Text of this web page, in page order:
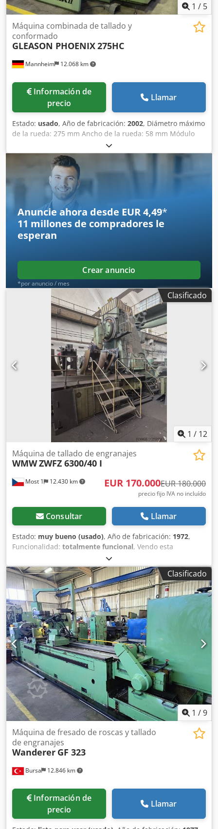
1 / 5
Mannheim 12.068 km
Máquina combinada de tallado y
conformado
GLEASON PHOENIX275HC
Información de
precio
Llamar
Estado: usado, Año de fabricación: 2002, Diámetro máximo
de la rueda: 275 mm Ancho de la rueda: 58 mm Módulo
máximo: 10 Módulo mínimo: 0,5 Sistema de control:
Siemens Sinumerik 840D Peso de la máquina: aprox. 9,5 t
Espacio requerido: aprox. 3800x2600x2550 mm
Dwodpfsyan Nfox Ad Roa Módulo +: 10 Módulo -: 0,5
Control CNC Velocidad máxima del husillo: 1200 rpm
Ancho máximo de la rueda: 58 mm
Anuncie ahora desde EUR 4,49*
11 millones de compradores le
esperan
Crear anuncio
*por anuncio / mes
Clasificado
1 / 12
Most 1 12.430 km
Máquina de tallado de engranajes
WMWZWFZ 6300/40 I
EUR 170.000EUR 180.000
precio fijo IVA no incluído
Consultar Llamar
Estado: muy bueno (usado), Año de fabricación: 1972,
Funcionalidad: totalmente funcional, Vendo esta
fresadora para el perfilado de ruedas. Está conectada y se
puede probar. Incluye numerosos accesorios. Parámetros
técnicos: diámetro máximo de la rueda: 7100 mm ancho de
la rueda dentada: 1500 mm módulo máximo: 45 diámetro
de la mesa: 4000 mm diámetro x ancho de la fresa: 400 x
500 mm ángulo máximo de la hélice: 45 grados diámetro
del cepillo: 500 mm Dwsdpfsxwlthjx Ad Rea velocidad del
cepillo: 9–63 rpm potencia total: 47 CV Peso de la máquina:
160 000 kg Se puede enviar un vídeo de la máquina a
través de la aplicación WhatsApp.
Clasificado
1 /9
Bursa 12.846 km
Máquina de fresado de roscas y tallado
de engranajes
Wanderer GF 323
Información de
precio
Llamar